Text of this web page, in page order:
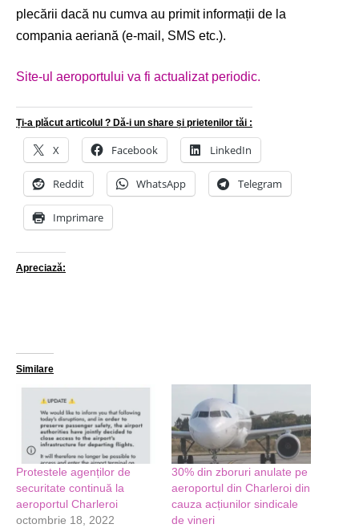
plecării dacă nu cumva au primit informații de la
compania aeriană (e-mail, SMS etc.).
Site-ul aeroportului va fi actualizat periodic.
Ți-a plăcut articolul ? Dă-i un share și prietenilor tăi :
X Facebook LinkedIn
Reddit WhatsApp Telegram
Imprimare
Apreciază:
Similare
Protestele agenților de
securitate continuă la
aeroportul Charleroi
octombrie 18, 2022
30% din zboruri anulate pe
aeroportul din Charleroi din
cauza acțiunilor sindicale
de vineri